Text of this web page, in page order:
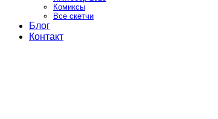
Комиксы
Все скетчи
Блог
Контакт